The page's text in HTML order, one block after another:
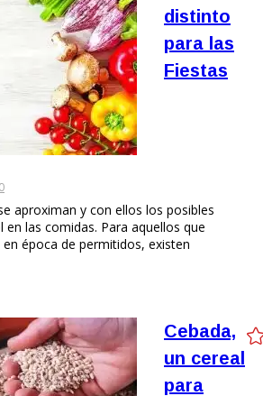
distinto
para las
Fiestas
0
aproximan y con ellos los posibles
las comidas. Para aquellos que
época de permitidos, existen
Cebada,
un cereal
para